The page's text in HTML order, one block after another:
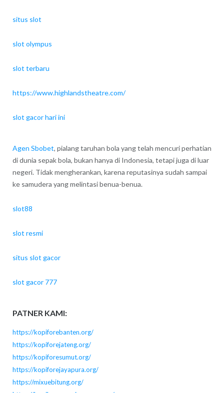
situs slot
slot olympus
slot terbaru
https://www.highlandstheatre.com/
slot gacor hari ini
Agen Sbobet, pialang taruhan bola yang telah mencuri perhatian
di dunia sepak bola, bukan hanya di Indonesia, tetapi juga di luar
negeri. Tidak mengherankan, karena reputasinya sudah sampai
ke samudera yang melintasi benua-benua.
slot88
slot resmi
situs slot gacor
slot gacor 777
PATNER KAMI:
https://kopiforebanten.org/
https://kopiforejateng.org/
https://kopiforesumut.org/
https://kopiforejayapura.org/
https://mixuebitung.org/